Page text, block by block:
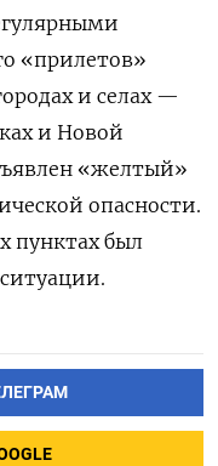
«прилетов»
и селах —
и Новой
«желтый»
опасности.
пунктах был